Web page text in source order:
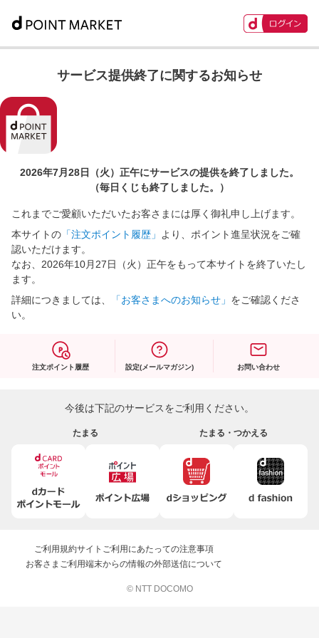
サービス提供終了に関するお知らせ
2026年7月28日（火）正午にサービスの提供を終了しました。
（毎日くじも終了しました。）
これまでご愛顧いただいたお客さまには厚く御礼申し上げます。
本サイトの 「注文ポイント履歴」
より、ポイント進呈状況をご確
認いただけます。
なお、2026年10月27日（火）正午をもって本サイトを終了いたし
ます。
詳細につきましては、
「お客さまへのお知らせ」 をご確認くださ
い。
注文ポイント履歴 設定(メールマガジン) お問い合わせ
今後は下記のサービスをご利用ください。
たまる たまる・つかえる
ご利用規約サイトご利用にあたっての注意事項
お客さまご利用端末からの情報の外部送信について
© NTT DOCOMO